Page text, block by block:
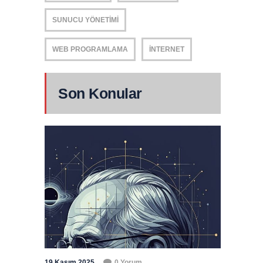
SUNUCU YÖNETIMI
WEB PROGRAMLAMA İNTERNET
Son Konular